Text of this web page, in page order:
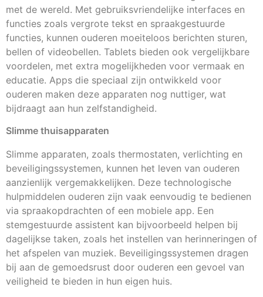
met de wereld. Met gebruiksvriendelijke interfaces en
functies zoals vergrote tekst en spraakgestuurde
functies, kunnen ouderen moeiteloos berichten sturen,
bellen of videobellen. Tablets bieden ook vergelijkbare
voordelen, met extra mogelijkheden voor vermaak en
educatie. Apps die speciaal zijn ontwikkeld voor
ouderen maken deze apparaten nog nuttiger, wat
bijdraagt aan hun zelfstandigheid.
Slimme thuisapparaten
Slimme apparaten, zoals thermostaten, verlichting en
beveiligingssystemen, kunnen het leven van ouderen
aanzienlijk vergemakkelijken. Deze technologische
hulpmiddelen ouderen zijn vaak eenvoudig te bedienen
via spraakopdrachten of een mobiele app. Een
stemgestuurde assistent kan bijvoorbeeld helpen bij
dagelijkse taken, zoals het instellen van herinneringen of
het afspelen van muziek. Beveiligingssystemen dragen
bij aan de gemoedsrust door ouderen een gevoel van
veiligheid te bieden in hun eigen huis.